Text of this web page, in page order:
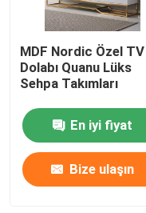
MDF Nordic Özel TV
Dolabı Quanu Lüks
Sehpa Takımları
En iyi fiyat
Bize ulaşın